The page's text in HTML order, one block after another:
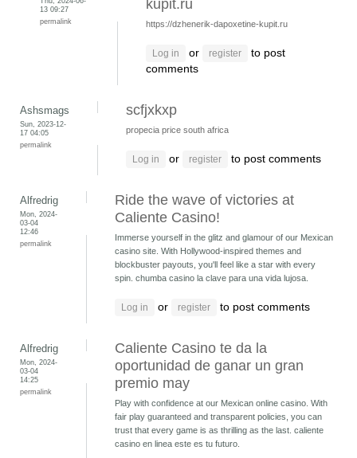
13 09:27
permalink
kupit.ru
https://dzhenerik-dapoxetine-kupit.ru
Log in or register
to post
comments
Ashsmags
Sun, 2023-12-
17 04:05
permalink
scfjxkxp
propecia price south africa
Log in or register to post comments
Alfredrig
Mon, 2024-
03-04
12:46
permalink
Ride the wave of victories at
Caliente Casino!
Immerse yourself in the glitz and glamour of our Mexican
casino site. With Hollywood-inspired themes and
blockbuster payouts, you'll feel like a star with every
spin. chumba casino la clave para una vida lujosa.
Log in or register to post comments
Alfredrig
Mon, 2024-
03-04
14:25
permalink
Caliente Casino te da la
oportunidad de ganar un gran
premio may
Play with confidence at our Mexican online casino. With
fair play guaranteed and transparent policies, you can
trust that every game is as thrilling as the last. caliente
casino en linea este es tu futuro.